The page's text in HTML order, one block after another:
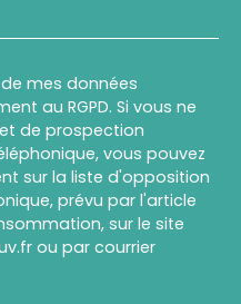
mes données
au RGPD. Si vous ne
de prospection
vous pouvez
sur la liste d'opposition
prévu par l'article
sur le site
ou par courrier